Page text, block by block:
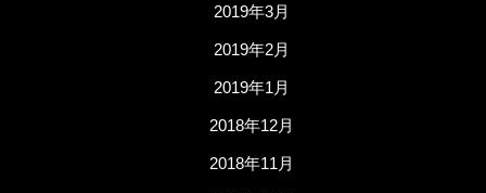
2019年3月
2019年2月
2019年1月
2018年12月
2018年11月